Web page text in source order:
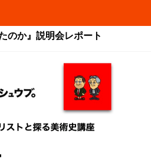
のか』説明会レポート